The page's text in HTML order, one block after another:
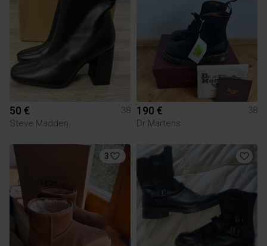
50 €
38
Steve Madden
190 €
38
Dr Martens
3